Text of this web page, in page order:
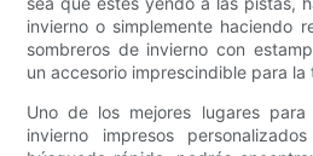
invierno o simplemente haciendo
sombreros de invierno con
un accesorio imprescindible para la
Uno de los mejores lugares
invierno impresos